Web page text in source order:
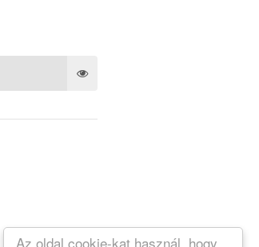
Az oldal cookie-kat használ, hogy